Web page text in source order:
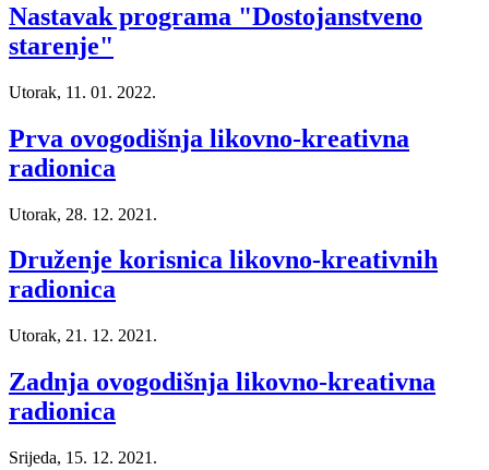
Nastavak programa "Dostojanstveno
starenje"
Utorak, 11. 01. 2022.
Prva ovogodišnja likovno-kreativna
radionica
Utorak, 28. 12. 2021.
Druženje korisnica likovno-kreativnih
radionica
Utorak, 21. 12. 2021.
Zadnja ovogodišnja likovno-kreativna
radionica
Srijeda, 15. 12. 2021.